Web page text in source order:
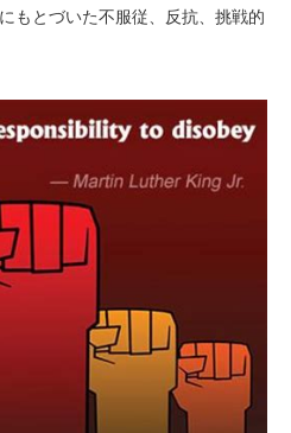
もとづいた不服従、反抗、挑戦的